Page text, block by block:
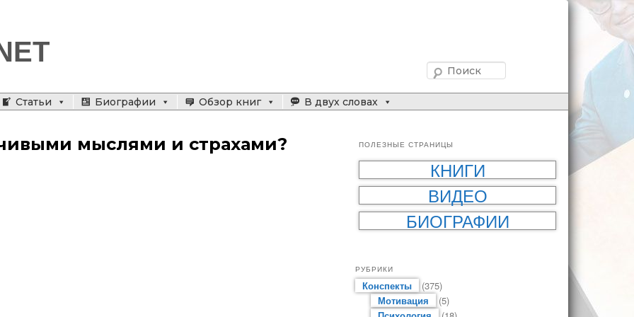
Статьи Биографии Обзор книг В двух словах
мыслями и страхами? ПОЛЕЗНЫЕ СТРАНИЦЫ
КНИГИ
ВИДЕО
БИОГРАФИИ
РУБРИКИ
Конспекты
(375)
Мотивация
(5)